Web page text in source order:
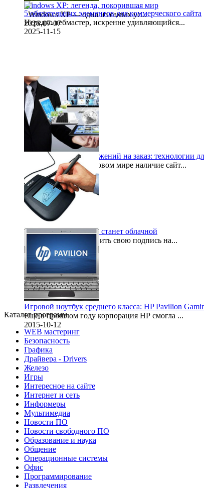
Windows XP: легенда, покорившая мир
Windows XP — одна из самых ус...
2026-07-07
5 обязательных элементов для коммерческого сайта
Нередко вебмастер, искренне удивляющийся...
2025-11-15
Разработка веб-приложений на заказ: технологии
В современном цифровом мире наличие сайт...
2025-10-05
Электронная подпись станет облачной
Для того, чтобы оставить свою подпись на...
2015-10-16
Игровой ноутбук среднего класса: HP Pavilion
Еще в прошлом году корпорация НР смогла ...
2015-10-12
Каталог программ
WEB мастеринг
Безопасность
Графика
Драйвера - Drivers
Железо
Игры
Интересное на сайте
Интернет и сеть
Информеры
Мультимедиа
Новости ПО
Новости свободного ПО
Образование и наука
Общение
Операционные системы
Офис
Программирование
Развлечения